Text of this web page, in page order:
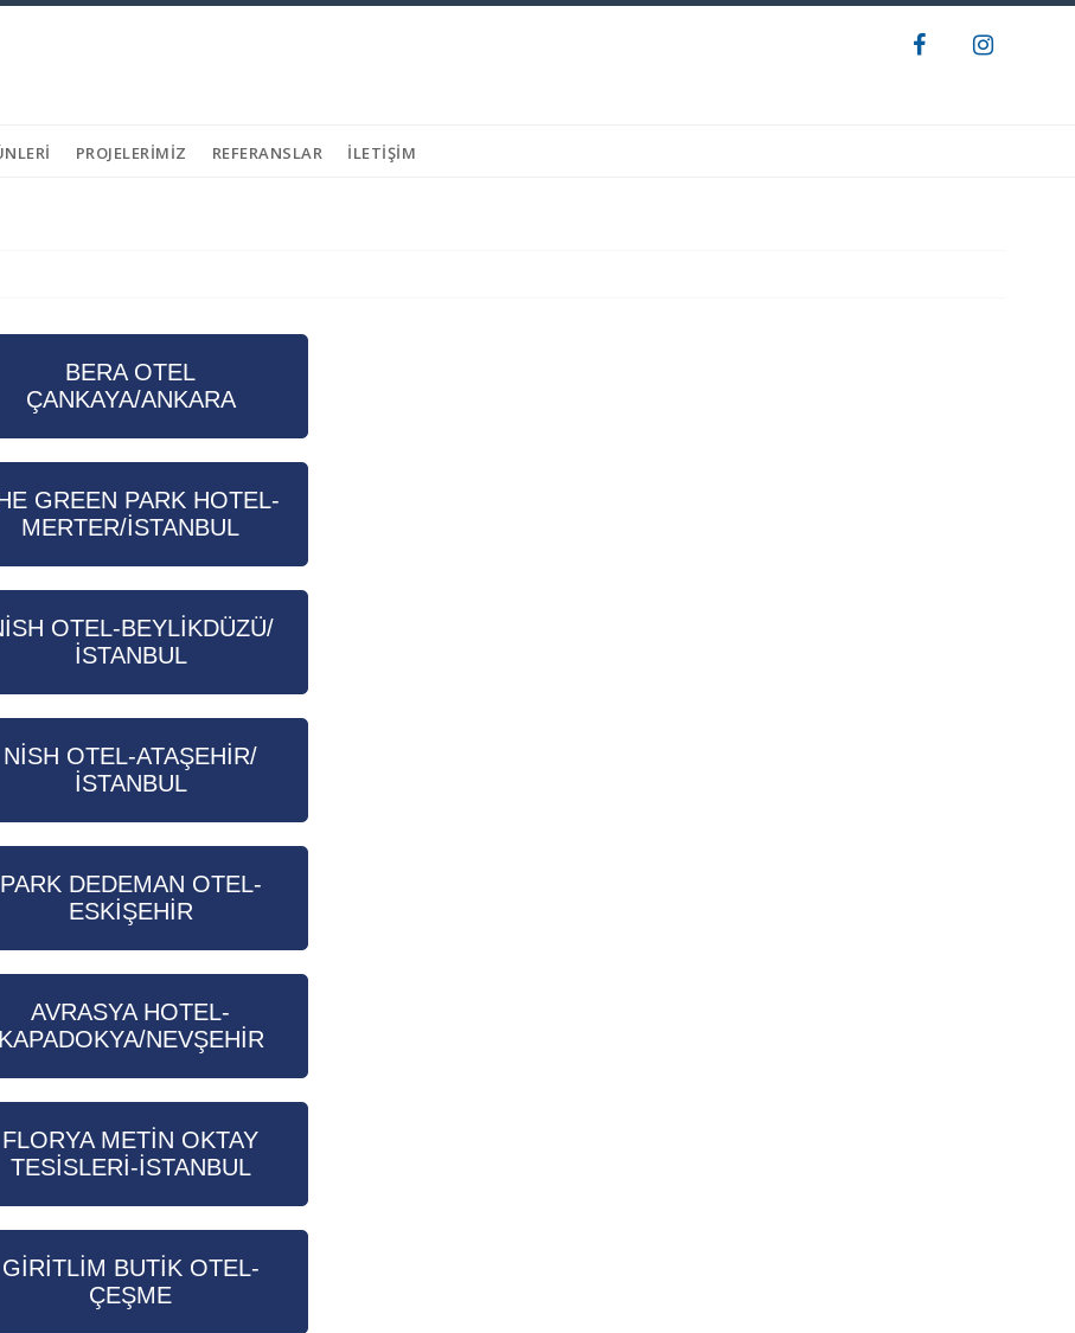
PROJELERIMIZ REFERANSLAR İLETIŞIM
BERA OTEL
ÇANKAYA/ANKARA
GREEN PARK HOTEL-
MERTER/İSTANBUL
OTEL-BEYLİKDÜZÜ/
İSTANBUL
NİSH OTEL-ATAŞEHİR/
İSTANBUL
PARK DEDEMAN OTEL-
ESKİŞEHİR
AVRASYA HOTEL-
KAPADOKYA/NEVŞEHİR
FLORYA METİN OKTAY
TESİSLERİ-İSTANBUL
GİRİTLİM BUTİK OTEL-
ÇEŞME